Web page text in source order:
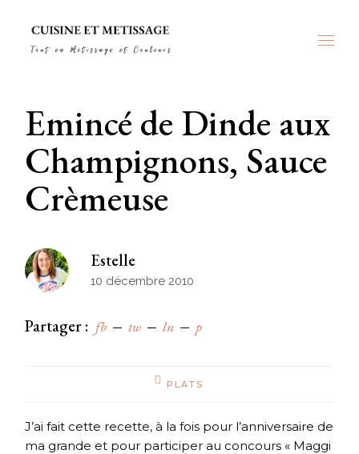
content
Emincé de Dinde aux
Champignons, Sauce
Crèmeuse
Estelle
10 décembre 2010
Partager : fb tw ln p
PLATS
J’ai fait cette recette, à la fois pour l’anniversaire de
ma grande et pour participer au concours « Maggi